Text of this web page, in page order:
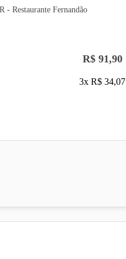
- Restaurante Fernandão
R$ 91,90
3x R$ 34,07